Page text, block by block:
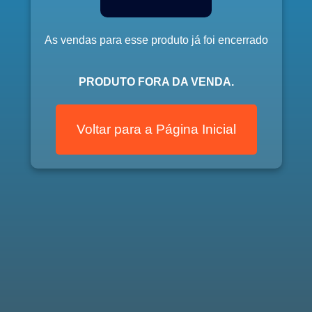
As vendas para esse produto já foi encerrado
PRODUTO FORA DA VENDA.
Voltar para a Página Inicial